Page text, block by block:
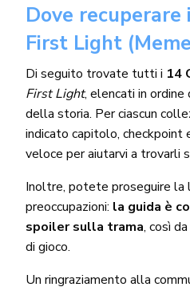
Dove
First Light
Di seguito trovate tutti i 14
First Light, elencati in ordine
della storia. Per ciascun
indicato capitolo, checkpoint
veloce per aiutarvi a trovarli
Inoltre, potete proseguire la
preoccupazioni: la guida è
spoiler sulla trama, così
di gioco.
Un ringraziamento alla